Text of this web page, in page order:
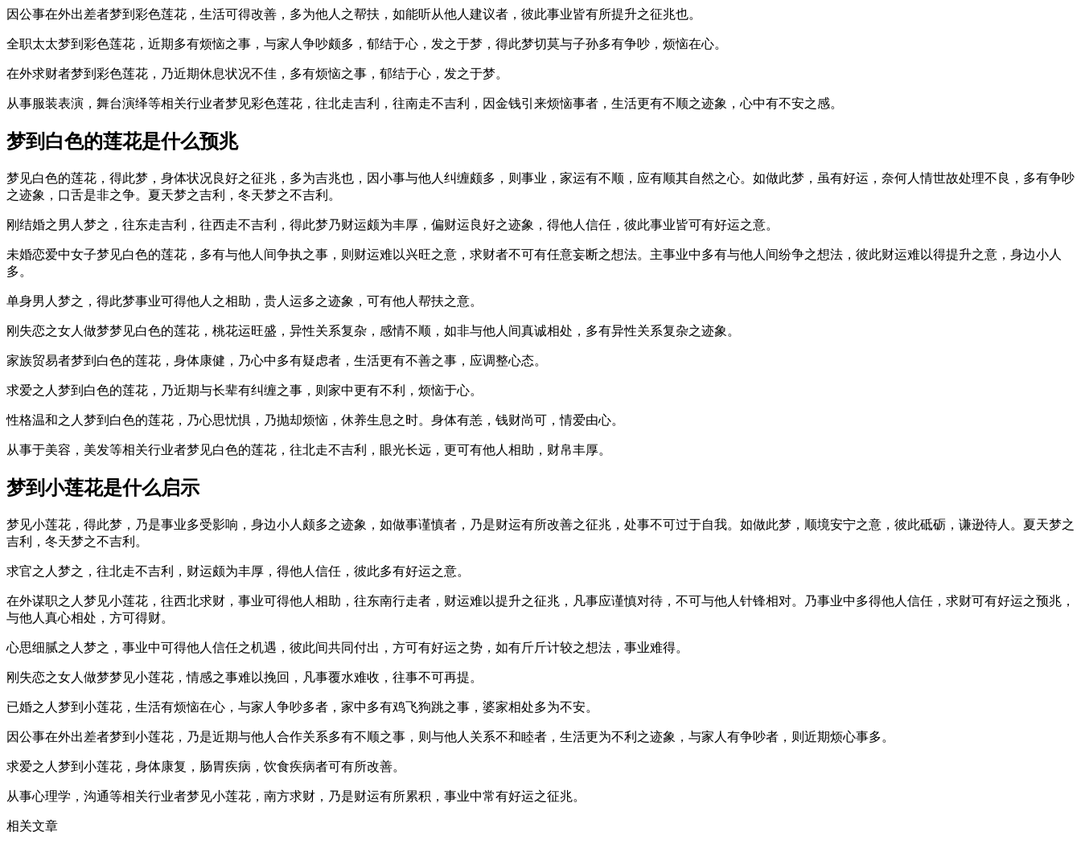
因公事在外出差者梦到彩色莲花，生活可得改善，多为他人之帮扶，如能听从他人建议者，彼此事业皆有所提升之征兆也。
全职太太梦到彩色莲花，近期多有烦恼之事，与家人争吵颇多，郁结于心，发之于梦，得此梦切莫与子孙多有争吵，烦恼在心。
在外求财者梦到彩色莲花，乃近期休息状况不佳，多有烦恼之事，郁结于心，发之于梦。
从事服装表演，舞台演绎等相关行业者梦见彩色莲花，往北走吉利，往南走不吉利，因金钱引来烦恼事者，生活更有不顺之迹象，心中有不安之感。
梦到白色的莲花是什么预兆
梦见白色的莲花，得此梦，身体状况良好之征兆，多为吉兆也，因小事与他人纠缠颇多，则事业，家运有不顺，应有顺其自然之心。如做此梦，虽有好运，奈何人情世故处理不良，多有争吵
之迹象，口舌是非之争。夏天梦之吉利，冬天梦之不吉利。
刚结婚之男人梦之，往东走吉利，往西走不吉利，得此梦乃财运颇为丰厚，偏财运良好之迹象，得他人信任，彼此事业皆可有好运之意。
未婚恋爱中女子梦见白色的莲花，多有与他人间争执之事，则财运难以兴旺之意，求财者不可有任意妄断之想法。主事业中多有与他人间纷争之想法，彼此财运难以得提升之意，身边小人
多。
单身男人梦之，得此梦事业可得他人之相助，贵人运多之迹象，可有他人帮扶之意。
刚失恋之女人做梦梦见白色的莲花，桃花运旺盛，异性关系复杂，感情不顺，如非与他人间真诚相处，多有异性关系复杂之迹象。
家族贸易者梦到白色的莲花，身体康健，乃心中多有疑虑者，生活更有不善之事，应调整心态。
求爱之人梦到白色的莲花，乃近期与长辈有纠缠之事，则家中更有不利，烦恼于心。
性格温和之人梦到白色的莲花，乃心思忧惧，乃抛却烦恼，休养生息之时。身体有恙，钱财尚可，情爱由心。
从事于美容，美发等相关行业者梦见白色的莲花，往北走不吉利，眼光长远，更可有他人相助，财帛丰厚。
梦到小莲花是什么启示
梦见小莲花，得此梦，乃是事业多受影响，身边小人颇多之迹象，如做事谨慎者，乃是财运有所改善之征兆，处事不可过于自我。如做此梦，顺境安宁之意，彼此砥砺，谦逊待人。夏天梦之
吉利，冬天梦之不吉利。
求官之人梦之，往北走不吉利，财运颇为丰厚，得他人信任，彼此多有好运之意。
在外谋职之人梦见小莲花，往西北求财，事业可得他人相助，往东南行走者，财运难以提升之征兆，凡事应谨慎对待，不可与他人针锋相对。乃事业中多得他人信任，求财可有好运之预兆，
与他人真心相处，方可得财。
心思细腻之人梦之，事业中可得他人信任之机遇，彼此间共同付出，方可有好运之势，如有斤斤计较之想法，事业难得。
刚失恋之女人做梦梦见小莲花，情感之事难以挽回，凡事覆水难收，往事不可再提。
已婚之人梦到小莲花，生活有烦恼在心，与家人争吵多者，家中多有鸡飞狗跳之事，婆家相处多为不安。
因公事在外出差者梦到小莲花，乃是近期与他人合作关系多有不顺之事，则与他人关系不和睦者，生活更为不利之迹象，与家人有争吵者，则近期烦心事多。
求爱之人梦到小莲花，身体康复，肠胃疾病，饮食疾病者可有所改善。
从事心理学，沟通等相关行业者梦见小莲花，南方求财，乃是财运有所累积，事业中常有好运之征兆。
相关文章